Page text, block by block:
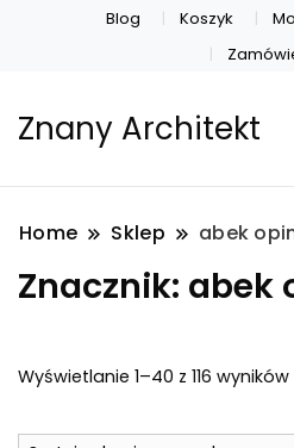
Blog Koszyk
Znany Architekt
Home Sklep abek
Znacznik: abek
Wyświetlanie 1–40 z 116 wyników